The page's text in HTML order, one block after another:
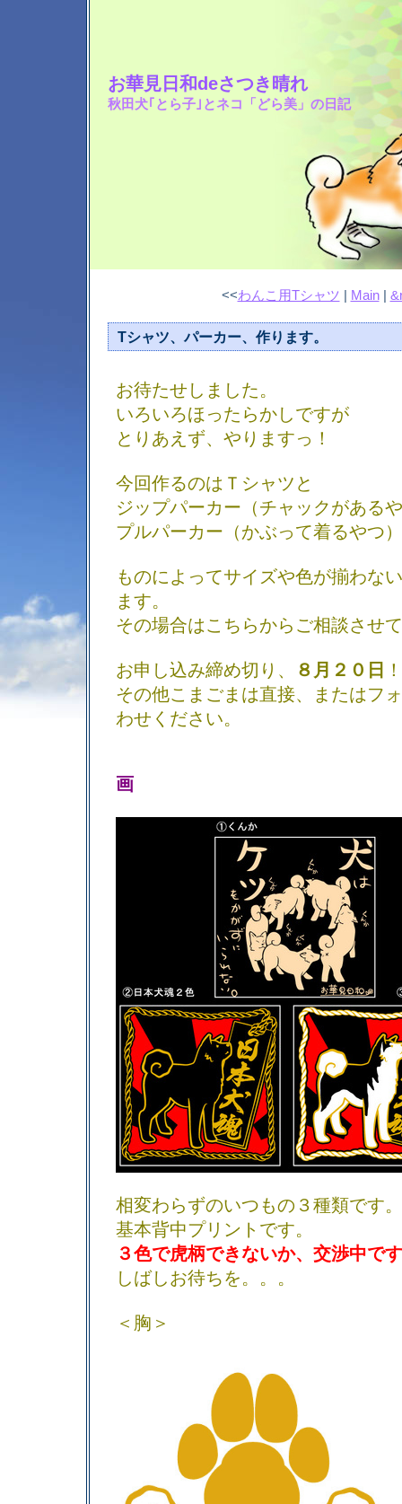
お華見日和deさつき晴れ
秋田犬｢とら子｣とネコ「どら美」の日記
<<わんこ用Tシャツ | Main|
Tシャツ、パーカー、作ります。
お待たせしました。
いろいろほったらかしですが
とりあえず、やりますっ！
今回作るのはＴシャツと
ジップパーカー（チャックがある
プルパーカー（かぶって着るやつ
ものによってサイズや色が揃わな
ます。
その場合はこちらからご相談させ
お申し込み締め切り、 ８月２０日 ！
その他こまごまは直接、またはフ
わせください。
画
相変わらずのいつもの３種類です。
基本背中プリントです。
３色で虎柄できないか、交渉中です
しばしお待ちを。。。
＜胸＞